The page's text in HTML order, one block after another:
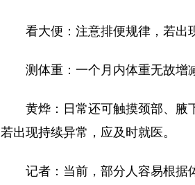
看大便：注意排便规律，若出
测体重：一个月内体重无故增
黄烨：日常还可触摸颈部、腋
若出现持续异常，应及时就医。
记者：当前，部分人容易根据